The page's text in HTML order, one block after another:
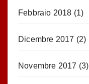
Febbraio 2018 (1)
Dicembre 2017 (2)
Novembre 2017 (3)